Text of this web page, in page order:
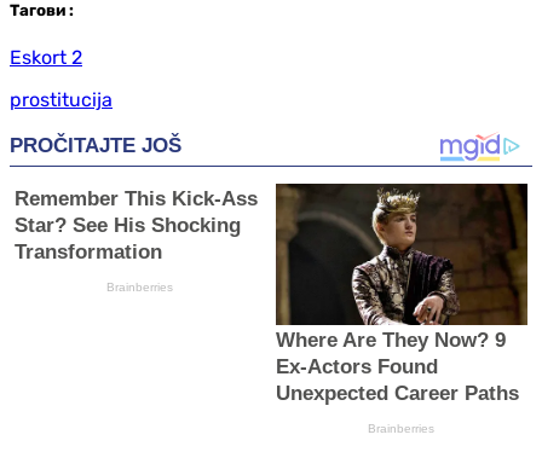
Тагови :
Eskort 2
prostitucija